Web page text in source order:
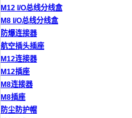
M12 I/O总线分线盒
M8 I/O总线分线盒
防爆连接器
航空插头插座
M12连接器
M12插座
M8连接器
M8插座
防尘防护帽